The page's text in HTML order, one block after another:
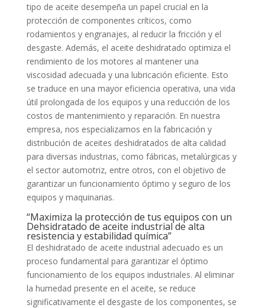
tipo de aceite desempeña un papel crucial en la
protección de componentes críticos, como
rodamientos y engranajes, al reducir la fricción y el
desgaste. Además, el aceite deshidratado optimiza el
rendimiento de los motores al mantener una
viscosidad adecuada y una lubricación eficiente. Esto
se traduce en una mayor eficiencia operativa, una vida
útil prolongada de los equipos y una reducción de los
costos de mantenimiento y reparación. En nuestra
empresa, nos especializamos en la fabricación y
distribución de aceites deshidratados de alta calidad
para diversas industrias, como fábricas, metalúrgicas y
el sector automotriz, entre otros, con el objetivo de
garantizar un funcionamiento óptimo y seguro de los
equipos y maquinarias.
“Maximiza la protección de tus equipos con un
Dehsidratado de aceite industrial de alta
resistencia y estabilidad química”
El deshidratado de aceite industrial adecuado es un
proceso fundamental para garantizar el óptimo
funcionamiento de los equipos industriales. Al eliminar
la humedad presente en el aceite, se reduce
significativamente el desgaste de los componentes, se